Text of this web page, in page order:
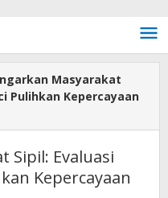
Masyarakat
Pulihkan Kepercayaan
Sipil: Evaluasi
Kepercayaan